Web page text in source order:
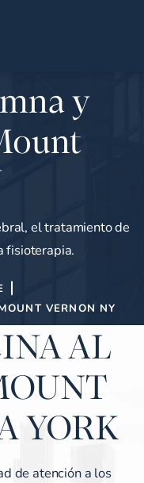
y
el tratamiento de
fisioterapia.
VERNON NY
AL
YORK
de atención a los